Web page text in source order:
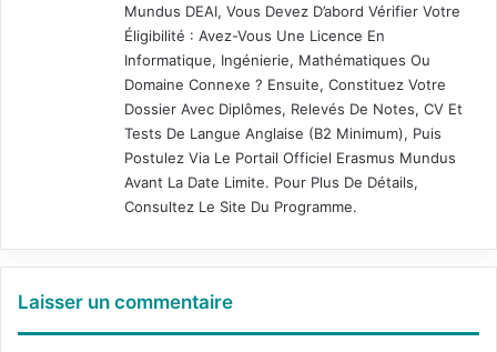
:
Mundus DEAI, Vous Devez D’abord Vérifier Votre
Éligibilité : Avez-Vous Une Licence En
Informatique, Ingénierie, Mathématiques Ou
Domaine Connexe ? Ensuite, Constituez Votre
Dossier Avec Diplômes, Relevés De Notes, CV Et
Tests De Langue Anglaise (B2 Minimum), Puis
Postulez Via Le Portail Officiel Erasmus Mundus
Avant La Date Limite. Pour Plus De Détails,
Consultez Le Site Du Programme.
Laisser un commentaire